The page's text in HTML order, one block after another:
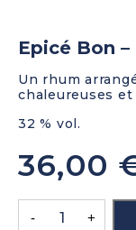
Epicé Bon
Un rhum
chaleureuses et
32 % vol.
36,00
- +